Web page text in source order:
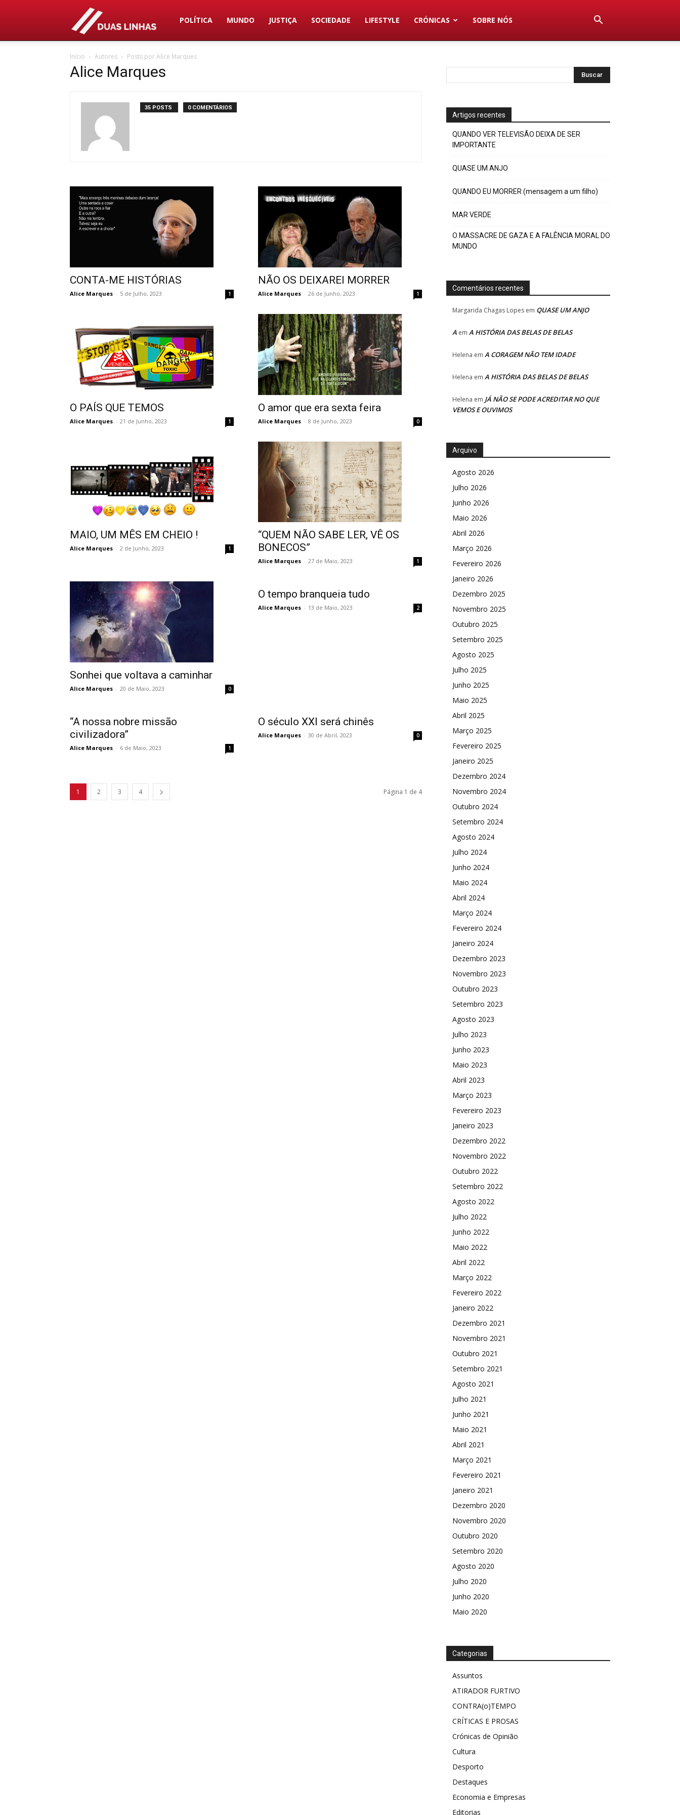
Duas
Linhas
POLÍTICA MUNDO JUSTIÇA SOCIEDADE LIFESTYLE CRÓNICAS SOBRE NÓS
Início Autores Posts por Alice Marques
Alice Marques
35 POSTS 0 COMENTÁRIOS
CONTA-ME HISTÓRIAS
Alice Marques - 5 de Julho, 2023 1
NÃO OS DEIXAREI MORRER
Alice Marques - 26 de Junho, 2023 1
O PAÍS QUE TEMOS
Alice Marques - 21 de Junho, 2023 1
O amor que era sexta feira
Alice Marques - 8 de Junho, 2023 0
MAIO, UM MÊS EM CHEIO !
Alice Marques - 2 de Junho, 2023 1
“QUEM NÃO SABE LER, VÊ OS
BONECOS”
Alice Marques - 27 de Maio, 2023 1
Sonhei que voltava a caminhar
Alice Marques - 20 de Maio, 2023 0
O tempo branqueia tudo
Alice Marques - 13 de Maio, 2023 2
“A nossa nobre missão
civilizadora”
Alice Marques - 6 de Maio, 2023 1
O século XXI será chinês
Alice Marques - 30 de Abril, 2023 0
1 2 3 4 Página 1 de 4
Artigos recentes
QUANDO VER TELEVISÃO DEIXA DE SER
IMPORTANTE
QUASE UM ANJO
QUANDO EU MORRER (mensagem a um filho)
MAR VERDE
O MASSACRE DE GAZA E A FALÊNCIA MORAL DO
MUNDO
Comentários recentes
Margarida Chagas Lopes em QUASE UM ANJO
A em A HISTÓRIA DAS BELAS DE BELAS
Helena em A CORAGEM NÃO TEM IDADE
Helena em A HISTÓRIA DAS BELAS DE BELAS
Helena em JÁ NÃO SE PODE ACREDITAR NO QUE
VEMOS E OUVIMOS
Arquivo
Agosto 2026
Julho 2026
Junho 2026
Maio 2026
Abril 2026
Março 2026
Fevereiro 2026
Janeiro 2026
Dezembro 2025
Novembro 2025
Outubro 2025
Setembro 2025
Agosto 2025
Julho 2025
Junho 2025
Maio 2025
Abril 2025
Março 2025
Fevereiro 2025
Janeiro 2025
Dezembro 2024
Novembro 2024
Outubro 2024
Setembro 2024
Agosto 2024
Julho 2024
Junho 2024
Maio 2024
Abril 2024
Março 2024
Fevereiro 2024
Janeiro 2024
Dezembro 2023
Novembro 2023
Outubro 2023
Setembro 2023
Agosto 2023
Julho 2023
Junho 2023
Maio 2023
Abril 2023
Março 2023
Fevereiro 2023
Janeiro 2023
Dezembro 2022
Novembro 2022
Outubro 2022
Setembro 2022
Agosto 2022
Julho 2022
Junho 2022
Maio 2022
Abril 2022
Março 2022
Fevereiro 2022
Janeiro 2022
Dezembro 2021
Novembro 2021
Outubro 2021
Setembro 2021
Agosto 2021
Julho 2021
Junho 2021
Maio 2021
Abril 2021
Março 2021
Fevereiro 2021
Janeiro 2021
Dezembro 2020
Novembro 2020
Outubro 2020
Setembro 2020
Agosto 2020
Julho 2020
Junho 2020
Maio 2020
Categorias
Assuntos
ATIRADOR FURTIVO
CONTRA(o)TEMPO
CRÍTICAS E PROSAS
Crónicas de Opinião
Cultura
Desporto
Destaques
Economia e Empresas
Editorias